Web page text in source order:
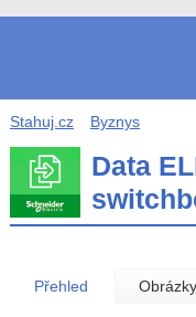
Stahuj.cz Byznys
Data
Přehled Obrázky